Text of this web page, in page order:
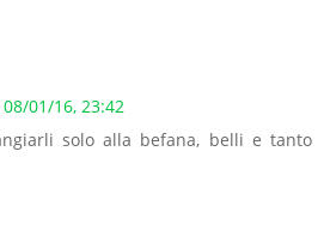
08/01/16, 23:42
solo alla befana, belli e tanto